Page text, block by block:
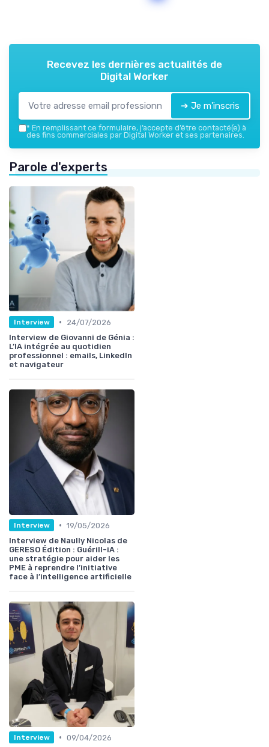
Recevez les dernières actualités de
Digital Worker
➔ Je m'inscris
* En remplissant ce formulaire, j’accepte d’être contacté(e) à
des fins commerciales par Digital Worker et ses partenaires.
Parole d'experts
Interview •
24/07/2026
Interview de Giovanni de Génia :
L’IA intégrée au quotidien
professionnel : emails, LinkedIn
et navigateur
Interview • 19/05/2026
Interview de Naully Nicolas de
GERESO Édition : Guérill-iA :
une stratégie pour aider les
PME à reprendre l’initiative
face à l’intelligence artificielle
Interview • 09/04/2026